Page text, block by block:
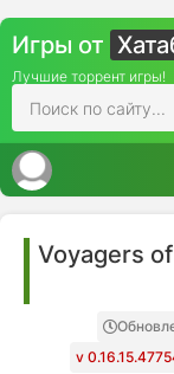
Игры от
Лучшие торрент игры!
Voyagers
v